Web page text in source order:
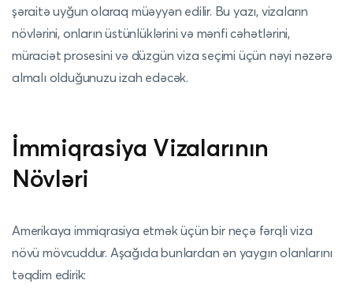
şəraitə uyğun olaraq müəyyən edilir. Bu yazı, vizaların
növlərini, onların üstünlüklərini və mənfi cəhətlərini,
müraciət prosesini və düzgün viza seçimi üçün nəyi nəzərə
almalı olduğunuzu izah edəcək.
İmmiqrasiya Vizalarının
Növləri
Amerikaya immiqrasiya etmək üçün bir neçə fərqli viza
növü mövcuddur. Aşağıda bunlardan ən yaygın olanlarını
təqdim edirik: